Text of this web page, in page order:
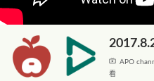
live_tv APO
看